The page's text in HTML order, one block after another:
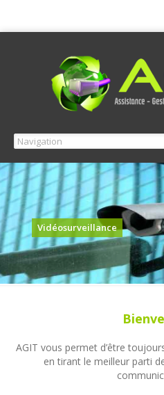
Vidéosurveillance
AGIT vous permet d’être
en tirant le meilleur parti